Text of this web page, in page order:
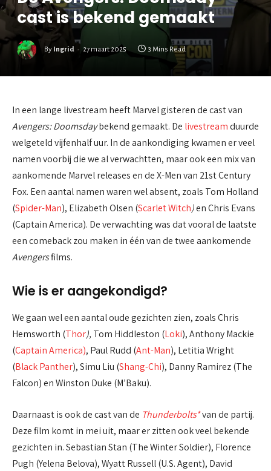
cast is bekend gemaakt
By Ingrid 27 maart 2025 3 Mins Read
In een lange livestream heeft Marvel gisteren de cast van
Avengers: Doomsdaybekend gemaakt. De livestreamduurde
welgeteld vijfenhalf uur. In de aankondiging kwamen er veel
namen voorbij die we al verwachtten, maar ook een mix van
aankomende Marvel releases en de X-Men van 21st Century
Fox. Een aantal namen waren wel absent, zoals Tom Holland
(Spider-Man), Elizabeth Olsen (Scarlet Witch)en Chris Evans
(Captain America). De verwachting was dat vooral de laatste
een comeback zou maken in één van de twee aankomende
Avengersfilms.
Wie is er aangekondigd?
We gaan wel een aantal oude gezichten zien, zoals Chris
Hemsworth (Thor), Tom Hiddleston (Loki), Anthony Mackie
(Captain America), Paul Rudd (Ant-Man), Letitia Wright
(Black Panther), Simu Liu (Shang-Chi), Danny Ramirez (The
Falcon) en Winston Duke (M’Baku).
Daarnaast is ook de cast van de Thunderbolts*van de partij.
Deze film komt in mei uit, maar er zitten ook veel bekende
gezichten in. Sebastian Stan (The Winter Soldier), Florence
Pugh (Yelena Belova), Wyatt Russell (U.S. Agent), David